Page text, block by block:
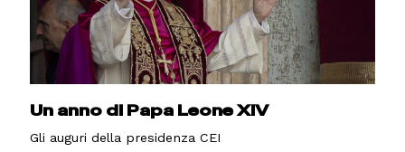
Un anno di Papa Leone XIV
Gli auguri della presidenza CEI